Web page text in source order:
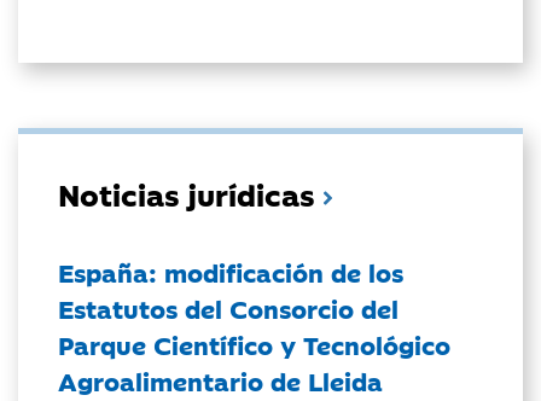
Noticias jurídicas
España: modificación de los
Estatutos del Consorcio del
Parque Científico y Tecnológico
Agroalimentario de Lleida